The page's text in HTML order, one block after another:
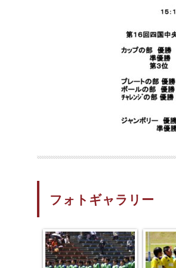
フォトギャラリー